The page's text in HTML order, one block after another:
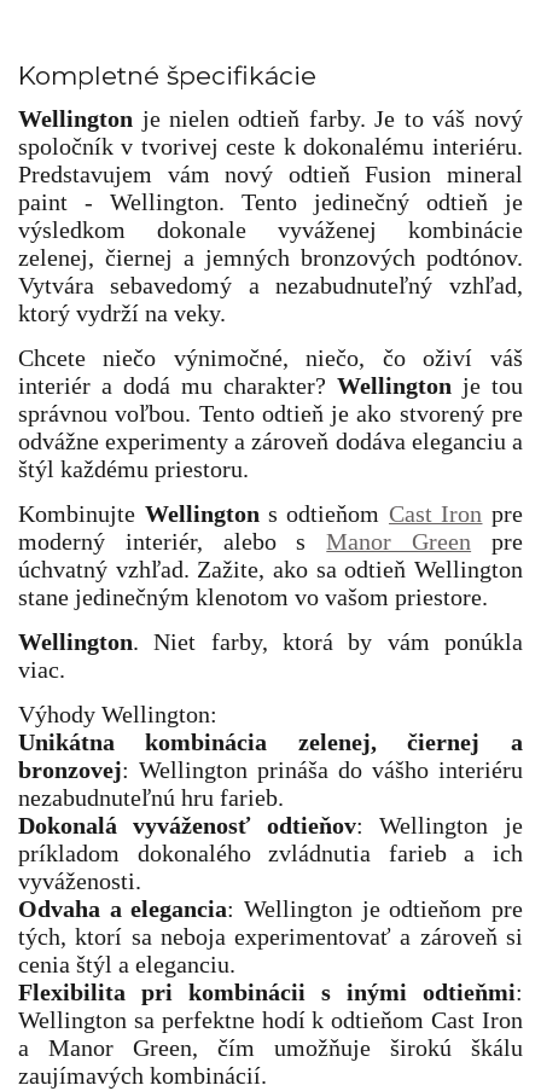
Kompletné špecifikácie
Wellington je nielen odtieň farby. Je to váš nový
spoločník v tvorivej ceste k dokonalému interiéru.
Predstavujem vám nový odtieň Fusion mineral
paint - Wellington. Tento jedinečný odtieň je
výsledkom dokonale vyváženej kombinácie
zelenej, čiernej a jemných bronzových podtónov.
Vytvára sebavedomý a nezabudnuteľný vzhľad,
ktorý vydrží na veky.
Chcete niečo výnimočné, niečo, čo oživí váš
interiér a dodá mu charakter? Wellington je tou
správnou voľbou. Tento odtieň je ako stvorený pre
odvážne experimenty a zároveň dodáva eleganciu a
štýl každému priestoru.
Kombinujte Wellington s odtieňom Cast Iron pre
moderný interiér, alebo sManor Green pre
úchvatný vzhľad. Zažite, ako sa odtieň Wellington
stane jedinečným klenotom vo vašom priestore.
Wellington. Niet farby, ktorá by vám ponúkla
viac.
Výhody Wellington:
Unikátna kombinácia zelenej, čiernej a
bronzovej: Wellington prináša do vášho interiéru
nezabudnuteľnú hru farieb.
Dokonalá vyváženosť odtieňov: Wellington je
príkladom dokonalého zvládnutia farieb a ich
vyváženosti.
Odvaha a elegancia: Wellington je odtieňom pre
tých, ktorí sa neboja experimentovať a zároveň si
cenia štýl a eleganciu.
Flexibilita pri kombinácii s inými odtieňmi:
Wellington sa perfektne hodí k odtieňom Cast Iron
a Manor Green, čím umožňuje širokú škálu
zaujímavých kombinácií.